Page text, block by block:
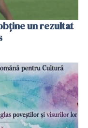
un rezultat